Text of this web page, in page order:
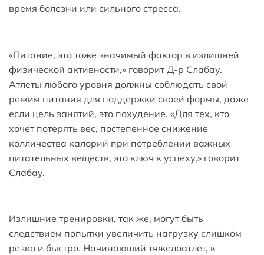
время болезни или сильного стресса.
«Питание, это тоже значимый фактор в излишней
физической активности,» говорит Д-р Слабау.
Атлеты любого уровня должны соблюдать свой
режим питания для поддержки своей формы, даже
если цель занятий, это похудение. «Для тех, кто
хочет потерять вес, постепенное снижение
колличества калорий при потреблении важных
питательных веществ, это ключ к успеху,» говорит
Слабау.
Излишние тренировки, так же, могут быть
следствием попытки увеличить нагрузку слишком
резко и быстро. Начинающий тяжелоатлет, к